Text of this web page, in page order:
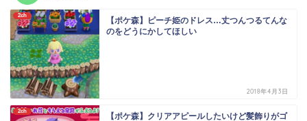
2ch
【ポケ森】ピーチ姫のドレス…丈つんつるてんな
のをどうにかしてほしい
2018年4月3日
2ch
【ポケ森】クリアアピールしたいけど髪飾りがゴ